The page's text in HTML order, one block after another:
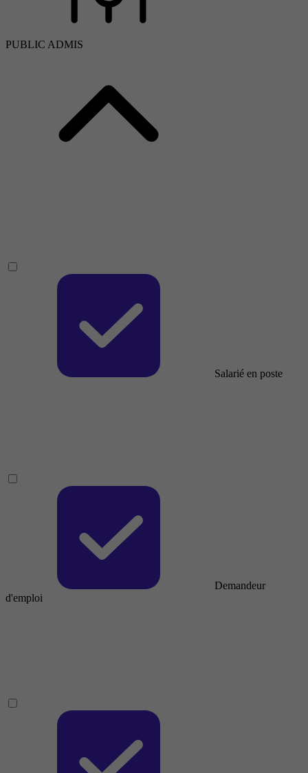
PUBLIC ADMIS
Salarié en poste
Demandeur
d'emploi